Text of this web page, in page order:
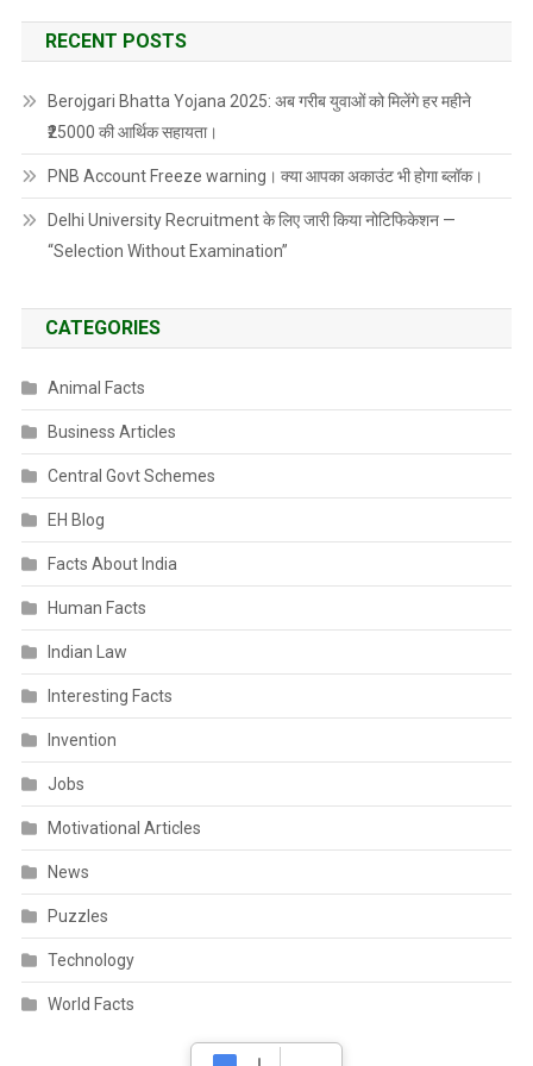
RECENT POSTS
Berojgari Bhatta Yojana 2025: अब गरीब युवाओं को मिलेंगे हर महीने
₹25000 की आर्थिक सहायता।
PNB Account Freeze warning। क्या आपका अकाउंट भी होगा ब्लॉक।
Delhi University Recruitment के लिए जारी किया नोटिफिकेशन —
“Selection Without Examination”
CATEGORIES
Animal Facts
Business Articles
Central Govt Schemes
EH Blog
Facts About India
Human Facts
Indian Law
Interesting Facts
Invention
Jobs
Motivational Articles
News
Puzzles
Technology
World Facts